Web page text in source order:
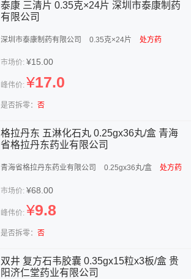
泰康 三清片 0.35克×24片 深圳市泰康制药
有限公司
深圳市泰康制药有限公司 0.35克×24片 处方药
市场价: ¥15.00
峰伟价: ¥17.0
是否拆零： 否
格拉丹东 五淋化石丸 0.25gx36丸/盒 青海
省格拉丹东药业有限公司
青海省格拉丹东药业有限公司 0.25gx36丸/盒 处方药
市场价: ¥68.00
峰伟价: ¥9.8
是否拆零： 否
双井 复方石韦胶囊 0.35gx15粒x3板/盒 贵
阳济仁堂药业有限公司